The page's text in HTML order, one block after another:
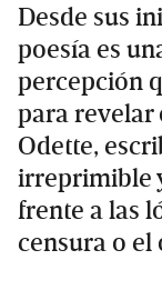
Desde sus
poesía es
percepción
para revelar
Odette,
irreprimible
frente a las
censura o el